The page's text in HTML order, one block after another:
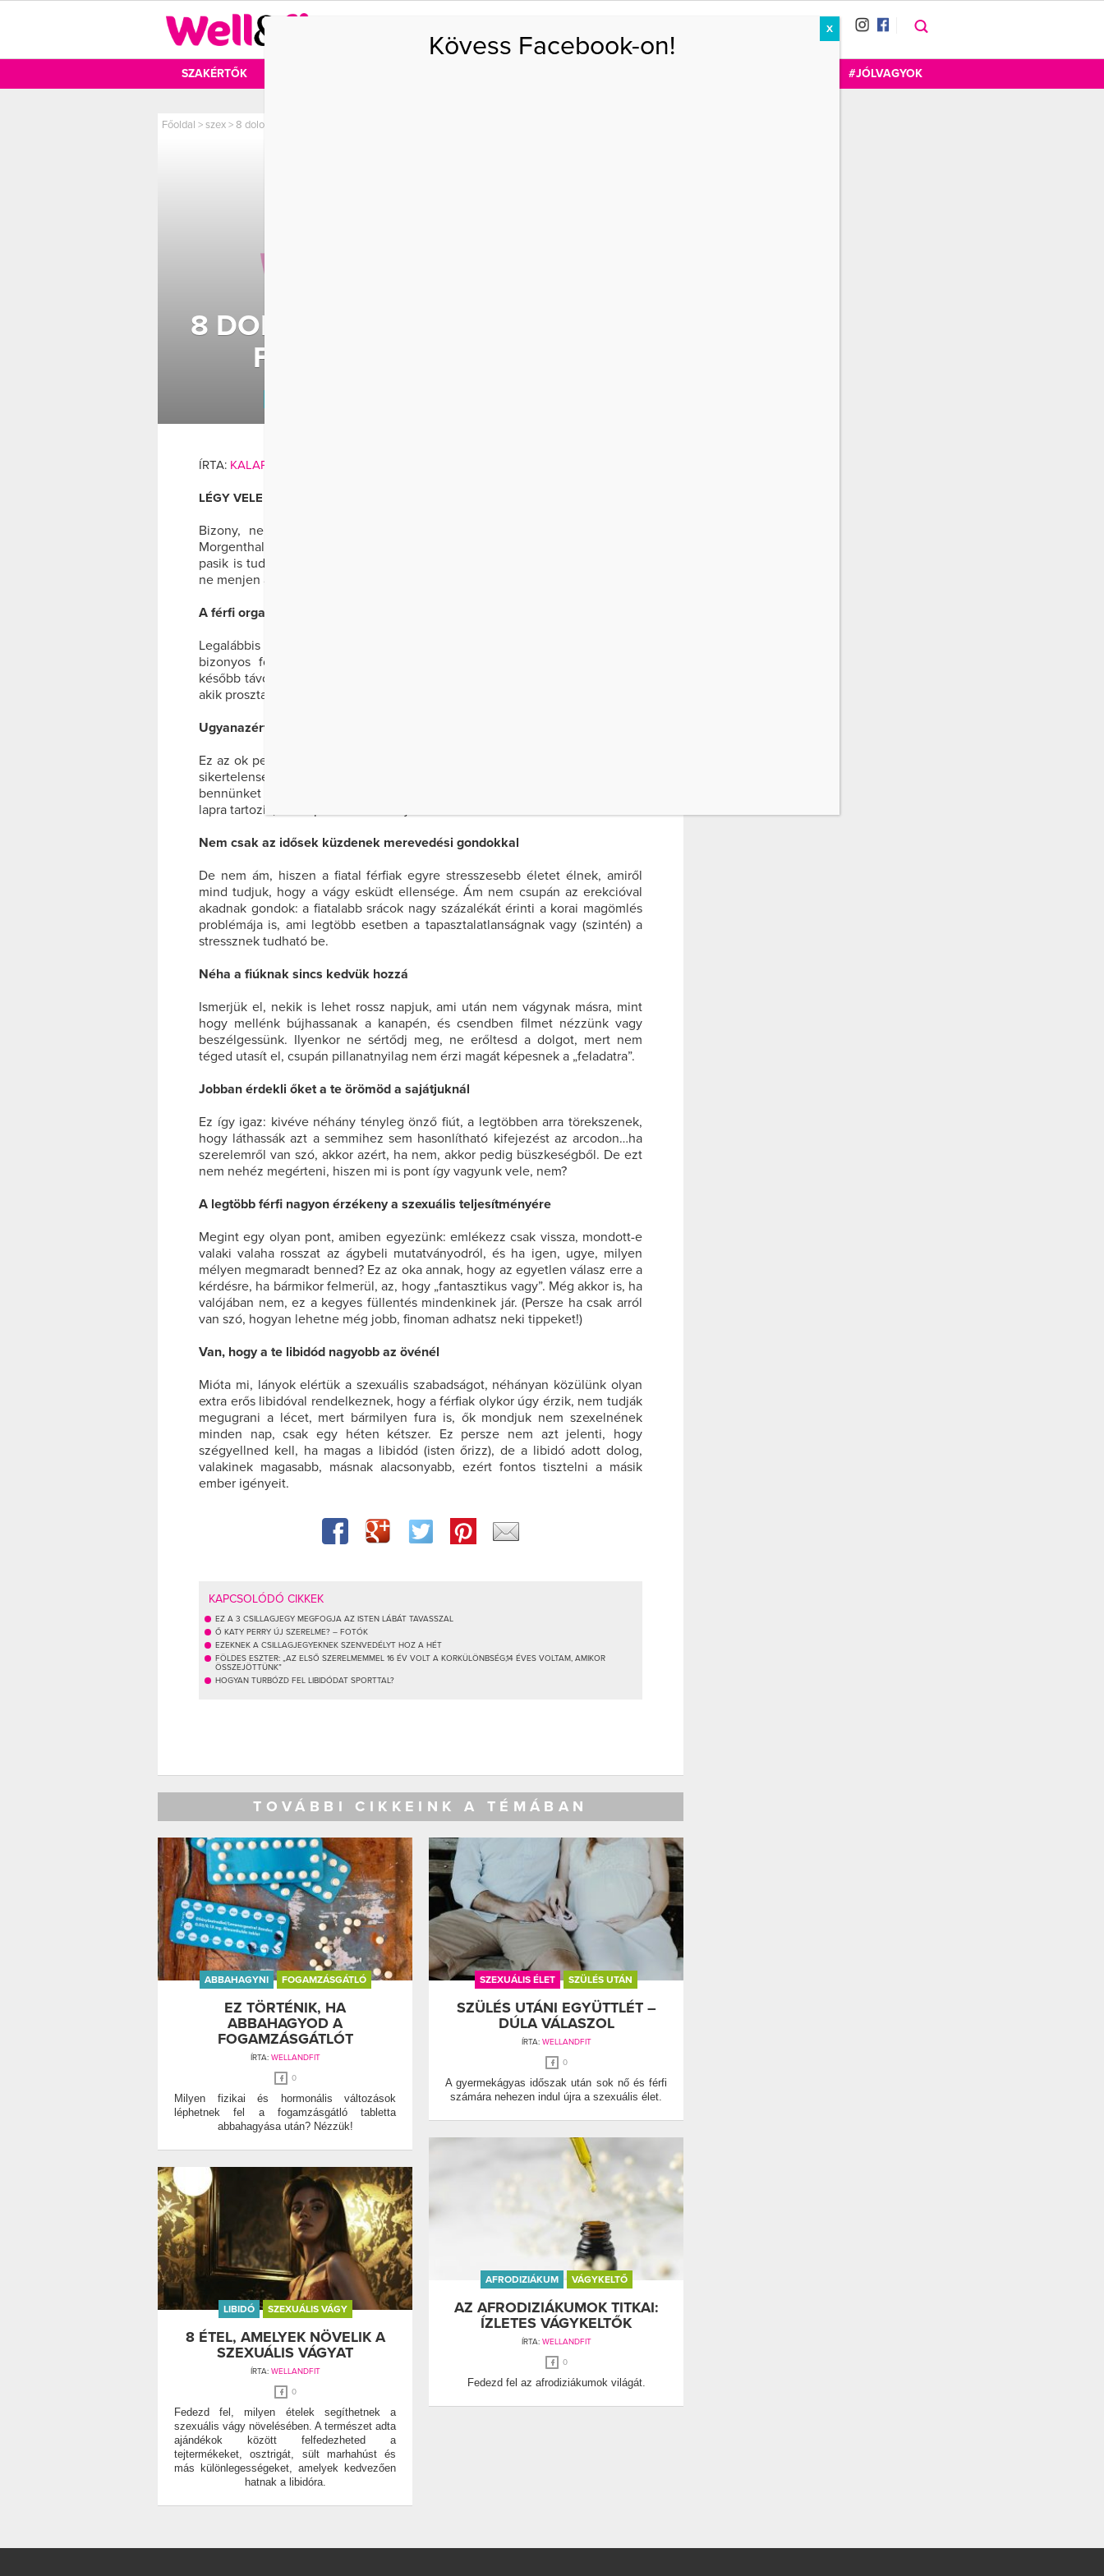
SZAKÉRTŐK #JÓLVAGYOK
Főoldal >szex> 8 dolog, amit nem tudtunk a férfi szexualitásról
8 DOLOG, AMIT NEM TUDTUNK A
FÉRFI SZEXUALITÁSRÓL
ÍRTA: KALAPOS ÉVA
LÉGY VELE MEGÉRTŐ, HISZEN Ő IS AZ VELED!
Bizony, nem csalás, nem ámítás! Azaz, éppen hogy az: egy Abraham
Morgenthaler nevű orvos sikerkönyvéből többek között az is kiderül, hogy a
pasik is tudnak annyira stresszesek, fáradtak vagy rosszkedvűek lenni, hogy
ne menjen a dolog, és ilyenkor bizony színlelnek. Hogy hogyan?
A férfi orgazmus sem evidens
Legalábbis a végtermék semmiképpen. Azok a pasik, akik a diabétesz
bizonyos formáival élnek, gyakran ondó távozása nélkül ejakulálnak (az
később távozik a vizelettel), valamint olyan idősebb férfiaknál is megesik ez,
akik prosztatektómián estek át.
Ugyanazért színlelnek, amiért mi
Ez az ok pedig, ahogy sokszor nálunk is, a törődés: éreztetni akarják, hogy a
sikertelenség okai nem mi vagyunk, mi mindent jól csinálunk és szeretnek
bennünket annyira, hogy ezt értékeljék. Ha egyéb oka van, az persze más
lapra tartozik, de alapvetően értünk játszanak.
Nem csak az idősek küzdenek merevedési gondokkal
De nem ám, hiszen a fiatal férfiak egyre stresszesebb életet élnek, amiről
mind tudjuk, hogy a vágy esküdt ellensége. Ám nem csupán az erekcióval
akadnak gondok: a fiatalabb srácok nagy százalékát érinti a korai magömlés
problémája is, ami legtöbb esetben a tapasztalatlanságnak vagy (szintén) a
stressznek tudható be.
Néha a fiúknak sincs kedvük hozzá
Ismerjük el, nekik is lehet rossz napjuk, ami után nem vágynak másra, mint
hogy mellénk bújhassanak a kanapén, és csendben filmet nézzünk vagy
beszélgessünk. Ilyenkor ne sértődj meg, ne erőltesd a dolgot, mert nem
téged utasít el, csupán pillanatnyilag nem érzi magát képesnek a „feladatra”.
Jobban érdekli őket a te örömöd a sajátjuknál
Ez így igaz: kivéve néhány tényleg önző fiút, a legtöbben arra törekszenek,
hogy láthassák azt a semmihez sem hasonlítható kifejezést az arcodon…ha
szerelemről van szó, akkor azért, ha nem, akkor pedig büszkeségből. De ezt
nem nehéz megérteni, hiszen mi is pont így vagyunk vele, nem?
A legtöbb férfi nagyon érzékeny a szexuális teljesítményére
Megint egy olyan pont, amiben egyezünk: emlékezz csak vissza, mondott-e
valaki valaha rosszat az ágybeli mutatványodról, és ha igen, ugye, milyen
mélyen megmaradt benned? Ez az oka annak, hogy az egyetlen válasz erre a
kérdésre, ha bármikor felmerül, az, hogy „fantasztikus vagy”. Még akkor is, ha
valójában nem, ez a kegyes füllentés mindenkinek jár. (Persze ha csak arról
van szó, hogyan lehetne még jobb, finoman adhatsz neki tippeket!)
Van, hogy a te libidód nagyobb az övénél
Mióta mi, lányok elértük a szexuális szabadságot, néhányan közülünk olyan
extra erős libidóval rendelkeznek, hogy a férfiak olykor úgy érzik, nem tudják
megugrani a lécet, mert bármilyen fura is, ők mondjuk nem szexelnének
minden nap, csak egy héten kétszer. Ez persze nem azt jelenti, hogy
szégyellned kell, ha magas a libidód (isten őrizz), de a libidó adott dolog,
valakinek magasabb, másnak alacsonyabb, ezért fontos tisztelni a másik
ember igényeit.
KAPCSOLÓDÓ CIKKEK
EZ A 3 CSILLAGJEGY MEGFOGJA AZ ISTEN LÁBÁT TAVASSZAL
Ő KATY PERRY ÚJ SZERELME? – FOTÓK
EZEKNEK A CSILLAGJEGYEKNEK SZENVEDÉLYT HOZ A HÉT
FÖLDES ESZTER: „AZ ELSŐ SZERELMEMMEL 16 ÉV VOLT A KORKÜLÖNBSÉG,14 ÉVES VOLTAM, AMIKOR
ÖSSZEJÖTTÜNK”
HOGYAN TURBÓZD FEL LIBIDÓDAT SPORTTAL?
TOVÁBBI CIKKEINK A TÉMÁBAN
ABBAHAGYNI FOGAMZÁSGÁTLÓ
EZ TÖRTÉNIK, HA
ABBAHAGYOD A
FOGAMZÁSGÁTLÓT
ÍRTA: WELLANDFIT
0
Milyen fizikai és hormonális változások
léphetnek fel a fogamzásgátló tabletta
abbahagyása után? Nézzük!
SZEXUÁLIS ÉLET SZÜLÉS UTÁN
SZÜLÉS UTÁNI EGYÜTTLÉT –
DÚLA VÁLASZOL
ÍRTA: WELLANDFIT
0
A gyermekágyas időszak után sok nő és férfi
számára nehezen indul újra a szexuális élet.
AFRODIZIÁKUM VÁGYKELTŐ
AZ AFRODIZIÁKUMOK TITKAI:
ÍZLETES VÁGYKELTŐK
ÍRTA: WELLANDFIT
0
Fedezd fel az afrodiziákumok világát.
LIBIDÓ SZEXUÁLIS VÁGY
8 ÉTEL, AMELYEK NÖVELIK A
SZEXUÁLIS VÁGYAT
ÍRTA: WELLANDFIT
0
Fedezd fel, milyen ételek segíthetnek a
szexuális vágy növelésében. A természet adta
ajándékok között felfedezheted a
tejtermékeket, osztrigát, sült marhahúst és
más különlegességeket, amelyek kedvezően
hatnak a libidóra.
Kövess Facebook-on!
X